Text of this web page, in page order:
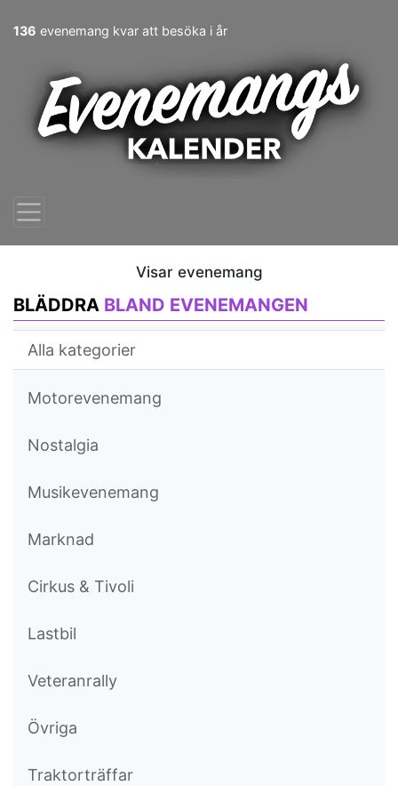
136 evenemang kvar att besöka i år
Visar evenemang
BLÄDDRA BLAND EVENEMANGEN
Alla kategorier
Motorevenemang
Nostalgia
Musikevenemang
Marknad
Cirkus & Tivoli
Lastbil
Veteranrally
Övriga
Traktorträffar